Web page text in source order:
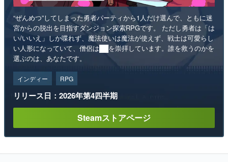
“ぜんめつ”してしまった勇者パーティから1人だけ選んで、ともに迷
宮からの脱出を目指すダンジョン探索RPGです。 ただし勇者は「は
い/いいえ」しか喋れず、魔法使いは魔法が使えず、戦士は可愛らし
い人形になっていて、僧侶は██を崇拝しています。誰を救うのかを
選ぶのは、あなたです。
インディー RPG
リリース日：2026年第4四半期
Steamストアページ